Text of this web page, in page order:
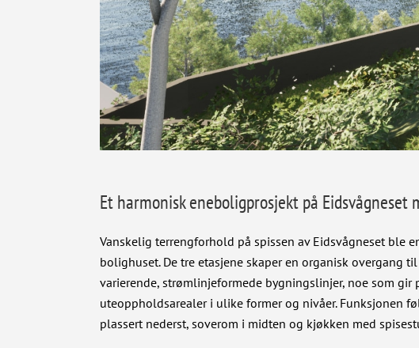
Et harmonisk eneboligprosjekt på Eidsvågneset
Vanskelig terrengforhold på spissen av Eidsvågneset ble
bolighuset. De tre etasjene skaper en organisk overgang
varierende, strømlinjeformede bygningslinjer, noe som gir
uteoppholdsarealer i ulike former og nivåer. Funksjonen
plassert nederst, soverom i midten og kjøkken med